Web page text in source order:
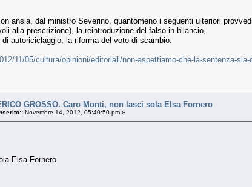
ansia, dal ministro Severino, quantomeno i seguenti ulteriori
alla prescrizione), la reintroduzione del falso in bilancio,
di autoriciclaggio, la riforma del voto di scambio.
11/05/cultura/opinioni/editoriali/non-aspettiamo-che-la-sentenza-
GROSSO. Caro Monti, non lasci sola Elsa Fornero
Novembre 14, 2012, 05:40:50 pm »
Elsa Fornero